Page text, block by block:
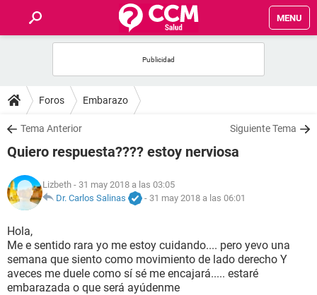
MENU
FOROS
SALUD
FAMILIA
NUTRICIÓN
BIENESTAR
SEXUALIDAD
Foros Embarazo
Tema Anterior Siguiente Tema
Quiero respuesta???? estoy nerviosa
Lizbeth - 31 may 2018 a las 03:05
Dr. Carlos Salinas
- 31 may 2018 a las 06:01
Hola,
Me e sentido rara yo me estoy cuidando.... pero yevo una
semana que siento como movimiento de lado derecho Y
aveces me duele como sí sé me encajará..... estaré
embarazada o que será ayúdenme